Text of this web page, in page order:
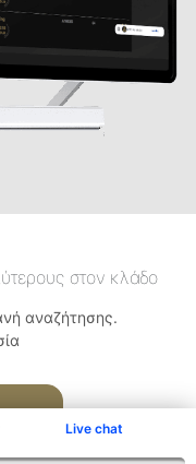
Live chat
στον κλάδο
αναζήτησης.